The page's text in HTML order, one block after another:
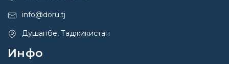
info@doru.tj
Душанбе, Таджикистан
Инфо